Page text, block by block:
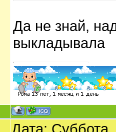
Да не знай,
выкладывала